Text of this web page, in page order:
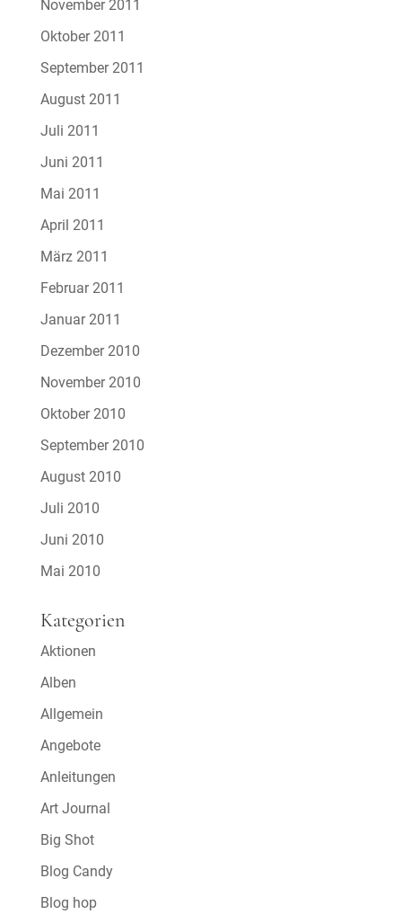
November 2011
Oktober 2011
September 2011
August 2011
Juli 2011
Juni 2011
Mai 2011
April 2011
März 2011
Februar 2011
Januar 2011
Dezember 2010
November 2010
Oktober 2010
September 2010
August 2010
Juli 2010
Juni 2010
Mai 2010
Kategorien
Aktionen
Alben
Allgemein
Angebote
Anleitungen
Art Journal
Big Shot
Blog Candy
Blog hop